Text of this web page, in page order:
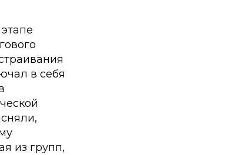
в себя
из групп,